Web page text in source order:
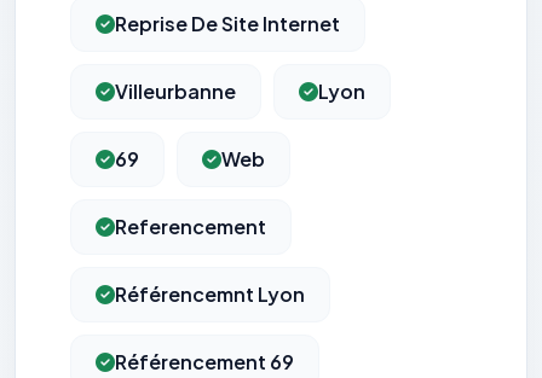
Reprise De Site Internet
Villeurbanne Lyon
69 Web
Referencement
Référencemnt Lyon
Référencement 69